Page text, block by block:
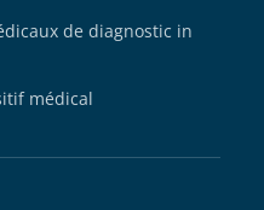
de diagnostic in
médical